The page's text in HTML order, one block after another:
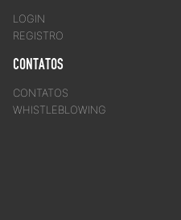
LOGIN
REGISTRO
CONTATOS
CONTATOS
WHISTLEBLOWING